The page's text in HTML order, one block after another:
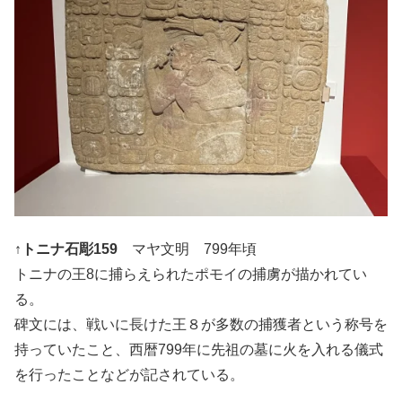
↑トニナ石彫159 マヤ文明 799年頃
トニナの王8に捕らえられたポモイの捕虜が描かれてい
る。
碑文には、戦いに長けた王８が多数の捕獲者という称号を
持っていたこと、西暦799年に先祖の墓に火を入れる儀式
を行ったことなどが記されている。